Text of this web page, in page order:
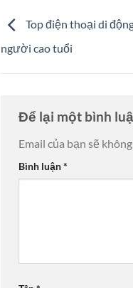
Top điện thoại di
người cao tuổi
Để lại một bình
Email của bạn sẽ
Bình luận*